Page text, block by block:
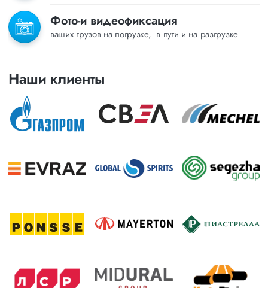
Фото-и видеофиксация
ваших грузов на погрузке, в пути и на разгрузке
Наши клиенты